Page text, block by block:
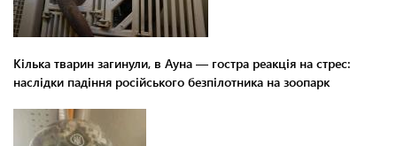
Кілька тварин загинули, в Ауна — гостра реакція на стрес:
наслідки падіння російського безпілотника на зоопарк